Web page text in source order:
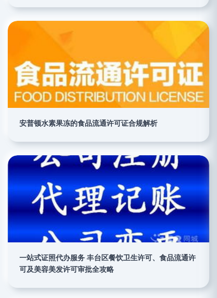
安普顿水素果冻的食品流通许可证合规解析
一站式证照代办服务 丰台区餐饮卫生许可、食品流通许
可及美容美发许可审批全攻略